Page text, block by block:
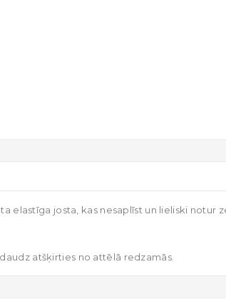
josta, kas nesaplīst un lieliski notur
atšķirties no attēlā redzamās.